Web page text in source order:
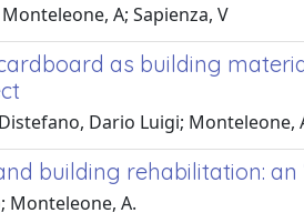
A; Sapienza, V
as building
Dario Luigi; Monteleone,
building rehabilitation:
Monteleone, A.